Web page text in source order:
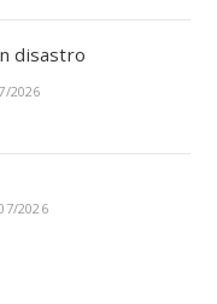
disastro
2026
2026